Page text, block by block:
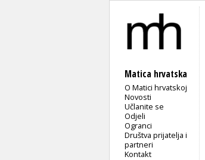
Matica hrvatska
O Matici hrvatskoj
Novosti
Učlanite se
Odjeli
Ogranci
Društva prijatelja i
partneri
Kontakt